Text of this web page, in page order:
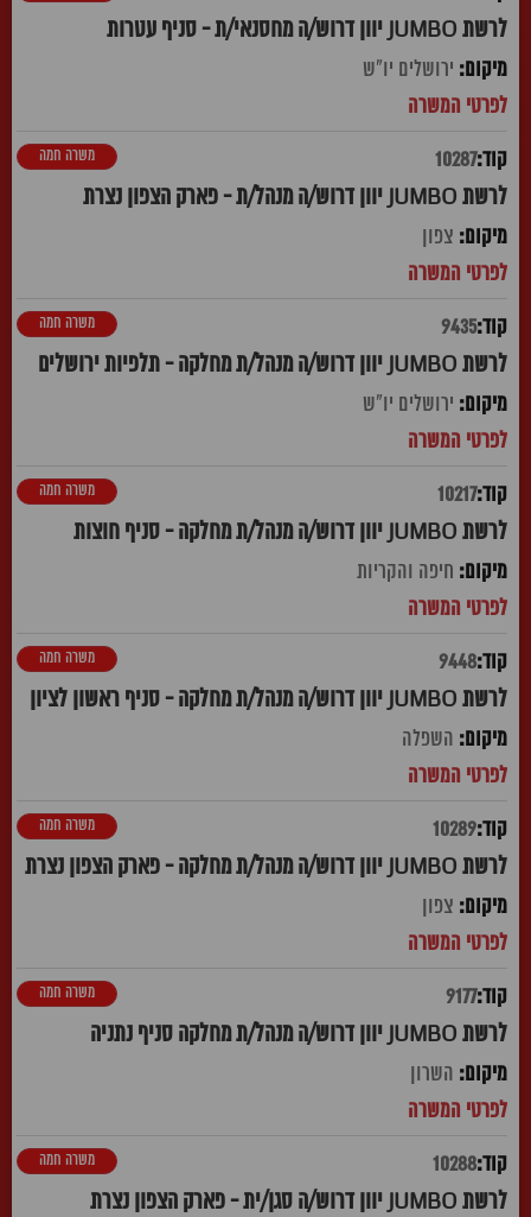
לרשת JUMBO יוון דרוש/ה מחסנאי/ת - סניף עטרות
ירושלים יו"ש
10287
לרשת JUMBO יוון דרוש/ה מנהל/ת - פארק הצפון נצרת
משרה חמה
צפון
9435
לרשת JUMBO יוון דרוש/ה מנהל/ת מחלקה - תלפיות ירושלים
משרה חמה
ירושלים יו"ש
10217
לרשת JUMBO יוון דרוש/ה מנהל/ת מחלקה - סניף חוצות
משרה חמה
חיפה והקריות
9448
לרשת JUMBO יוון דרוש/ה מנהל/ת מחלקה - סניף ראשון לציון
משרה חמה
השפלה
10289
לרשת JUMBO יוון דרוש/ה מנהל/ת מחלקה - פארק הצפון נצרת
משרה חמה
צפון
9177
לרשת JUMBO יוון דרוש/ה מנהל/ת מחלקה סניף נתניה
משרה חמה
השרון
10288
לרשת JUMBO יוון דרוש/ה סגן/ית - פארק הצפון נצרת
משרה חמה